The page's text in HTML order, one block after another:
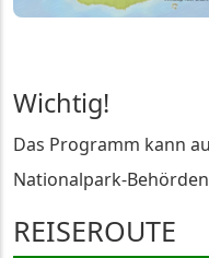
Wichtig!
Das Programm kann
Nationalpark-
REISEROUTE